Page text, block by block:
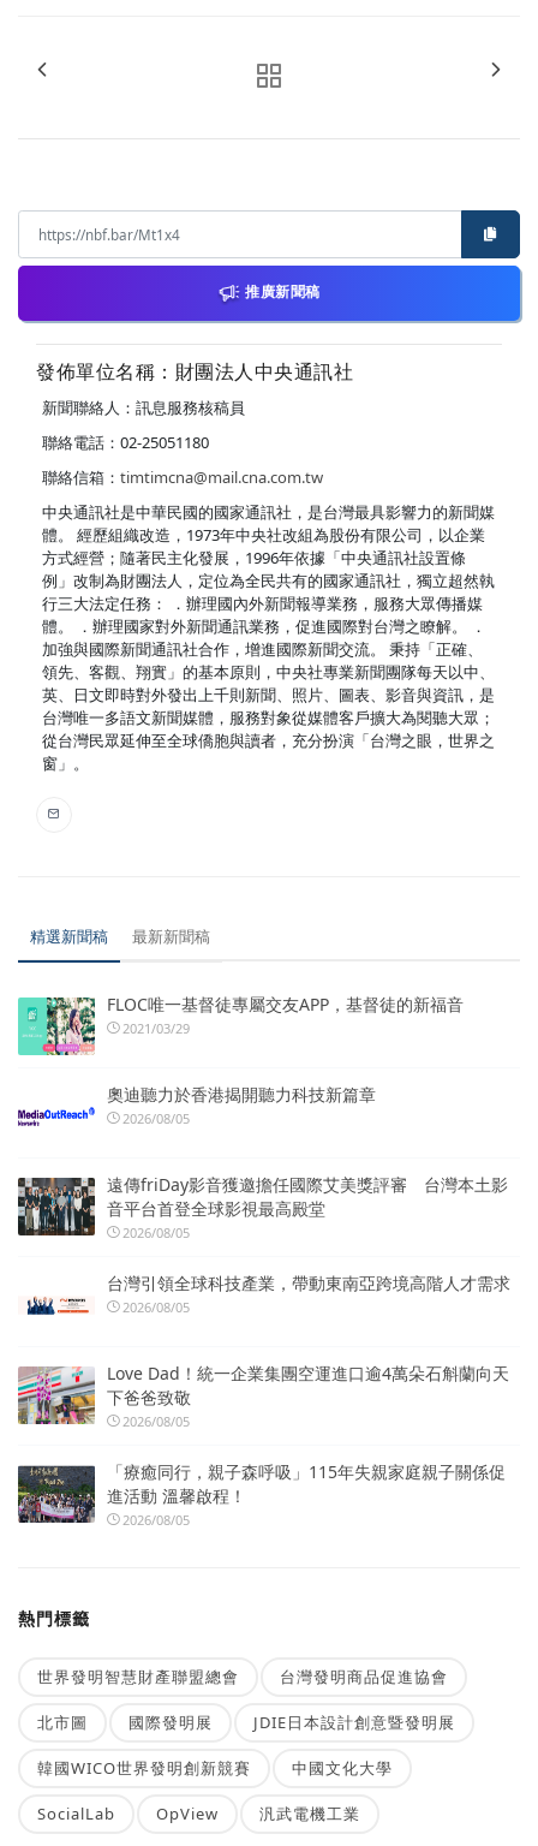
推廣新聞稿
發佈單位名稱：財團法人中央通訊社
新聞聯絡人：訊息服務核稿員
聯絡電話：02-25051180
聯絡信箱： timtimcna@mail.cna.com.tw
中央通訊社是中華民國的國家通訊社，是台灣最具影響力的新聞媒
體。 經歷組織改造，1973年中央社改組為股份有限公司，以企業
方式經營；隨著民主化發展，1996年依據「中央通訊社設置條
例」改制為財團法人，定位為全民共有的國家通訊社，獨立超然執
行三大法定任務： ．辦理國內外新聞報導業務，服務大眾傳播媒
體。 ．辦理國家對外新聞通訊業務，促進國際對台灣之瞭解。 ．
加強與國際新聞通訊社合作，增進國際新聞交流。 秉持「正確、
領先、客觀、翔實」的基本原則，中央社專業新聞團隊每天以中、
英、日文即時對外發出上千則新聞、照片、圖表、影音與資訊，是
台灣唯一多語文新聞媒體，服務對象從媒體客戶擴大為閱聽大眾；
從台灣民眾延伸至全球僑胞與讀者，充分扮演「台灣之眼，世界之
窗」。
精選新聞稿 最新新聞稿
FLOC唯一基督徒專屬交友APP，基督徒的新福音
2021/03/29
奧迪聽力於香港揭開聽力科技新篇章
2026/08/05
遠傳friDay影音獲邀擔任國際艾美獎評審 台灣本土影
音平台首登全球影視最高殿堂
2026/08/05
台灣引領全球科技產業，帶動東南亞跨境高階人才需求
2026/08/05
Love Dad！統一企業集團空運進口逾4萬朵石斛蘭向天
下爸爸致敬
2026/08/05
「療癒同行，親子森呼吸」115年失親家庭親子關係促
進活動 溫馨啟程！
2026/08/05
熱門標籤
世界發明智慧財產聯盟總會 台灣發明商品促進協會
北市圖 國際發明展 JDIE日本設計創意暨發明展
韓國WICO世界發明創新競賽 中國文化大學
SocialLab OpView 汎武電機工業